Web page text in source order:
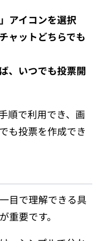
アイコンを選択
ャットどちらでも
、いつでも投票開
順で利用でき、画
も投票を作成でき
目で理解できる具
重要です。